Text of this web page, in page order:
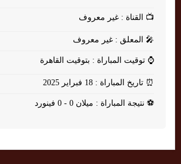
📺 القناة : غير معروف
🎤 المعلق : غير معروف
⌚ توقيت المباراة : بتوقيت القاهرة
⏰ تاريخ المباراة : 18 فبراير 2025
⚽ نتيجة المباراة : ميلان 0 - 0 فينورد